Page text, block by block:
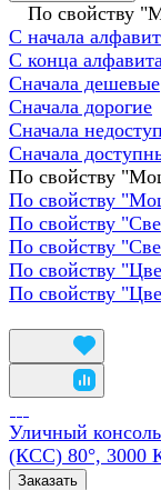
По свойству
С начала
С конца алфавита
Сначала дешевые
Сначала дорогие
Сначала
Сначала
По свойству
По свойству
По свойству
По свойству
По свойству
По свойству
Уличный
(КСС) 80°, 3000
Заказать